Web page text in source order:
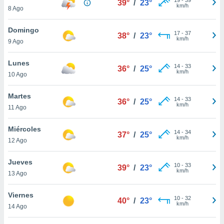
más
nuestra
y
de
disponible
cookies
aceptar
8 Ago
39° / 23°
km/h
Domingo
9 Ago
38° / 23° 17- 37
km/h
Lunes
10 Ago
36° / 25° 14- 33
km/h
Martes
11 Ago
36° / 25° 14- 33
km/h
Miércoles
12 Ago
37° / 25° 14- 34
km/h
Jueves
13 Ago
39° / 23° 10- 33
km/h
Viernes
14 Ago
40° / 23° 10- 32
km/h